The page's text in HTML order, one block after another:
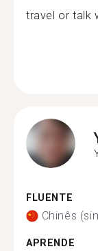
travel or talk
FLUENTE
Chinês
APRENDE